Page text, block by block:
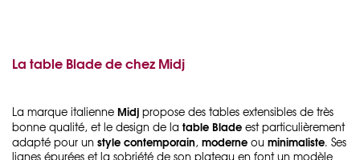
La table Blade de chez Midj
La marque italienne Midj propose des tables extensibles de très
bonne qualité, et le design de la table Blade est particulièrement
adapté pour un style contemporain, moderne ou minimaliste. Ses
lignes épurées et la sobriété de son plateau en font un modèle